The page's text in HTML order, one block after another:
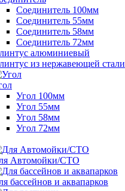
Соединитель 100мм
Соединитель 55мм
Соединитель 58мм
Соединитель 72мм
алюминиевый
из нержавеющей стали
Угол 100мм
Угол 55мм
Угол 58мм
Угол 72мм
Автомойки/СТО
бассейнов и аквапарков